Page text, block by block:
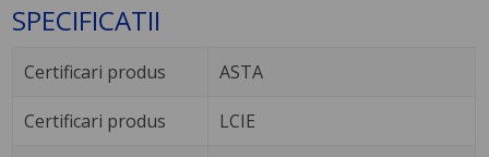
SPECIFICATII
Certificari produs ASTA
Certificari produs LCIE